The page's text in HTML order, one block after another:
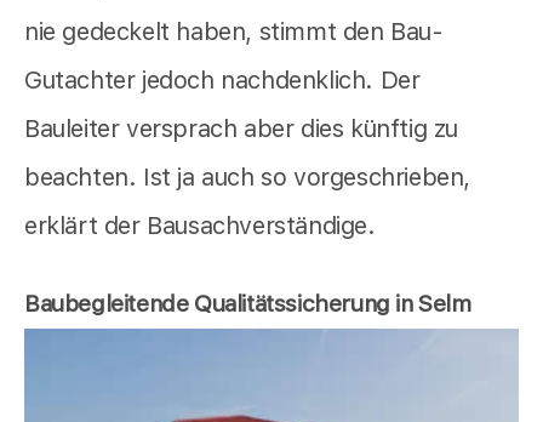
nie gedeckelt haben, stimmt den Bau-
Gutachter jedoch nachdenklich. Der
Bauleiter versprach aber dies künftig zu
beachten. Ist ja auch so vorgeschrieben,
erklärt der Bausachverständige.
Baubegleitende Qualitätssicherung in Selm